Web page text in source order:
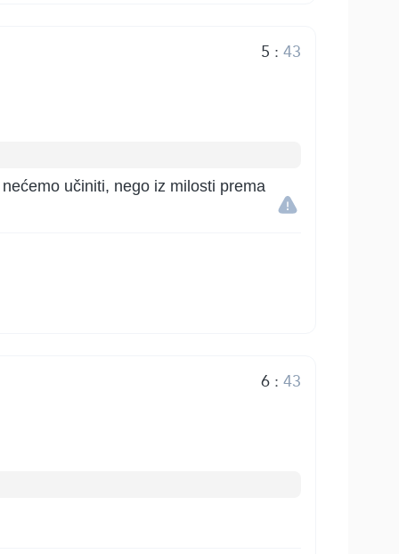
5 :43
učiniti, nego iz milosti prema
6:43